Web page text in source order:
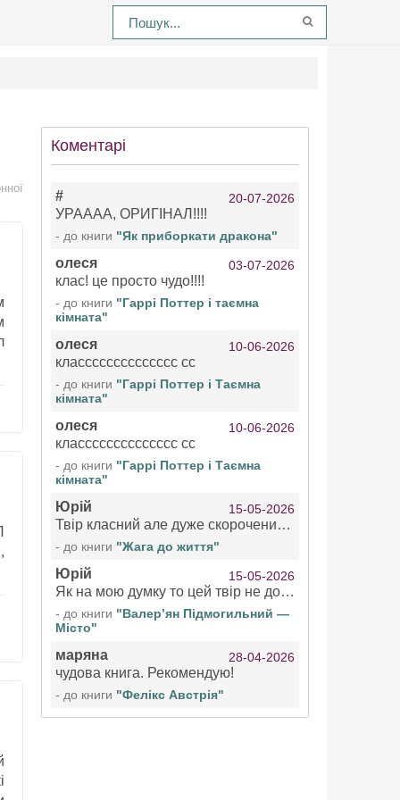
Коментарі
# 20-07-2026
УРАААА, ОРИГІНАЛ!!!!
- до книги "Як приборкати дракона"
олеся 03-07-2026
клас! це просто чудо!!!!
- до книги "Гаррі Поттер і таємна
кімната"
олеся 10-06-2026
класссссссссссссс сс
- до книги "Гаррі Поттер і Таємна
кімната"
олеся 10-06-2026
класссссссссссссс сс
- до книги "Гаррі Поттер і Таємна
кімната"
Юрій 15-05-2026
Твір класний але дуже скорочений якщо вже озвучуєте то бажано цілі твори
- до книги "Жага до життя"
Юрій 15-05-2026
Як на мою думку то цей твір не дотягує бути у топ 100 аудіокниг
- до книги "Валер’ян Підмогильний —
Місто"
маряна 28-04-2026
чудова книга. Рекомендую!
- до книги "Фелікс Австрія"